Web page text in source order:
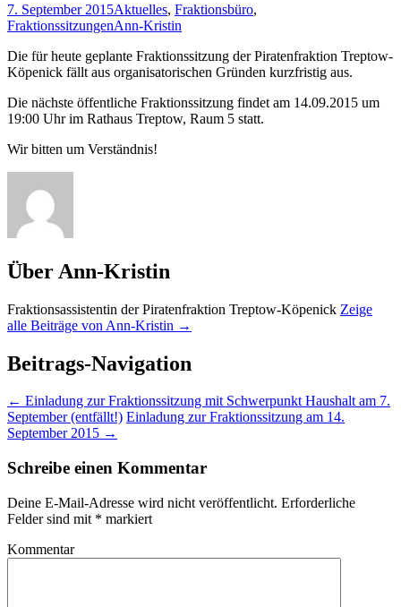
7. September 2015Aktuelles, Fraktionsbüro,
FraktionssitzungenAnn-Kristin
Die für heute geplante Fraktionssitzung der Piratenfraktion Treptow-
Köpenick fällt aus organisatorischen Gründen kurzfristig aus.
Die nächste öffentliche Fraktionssitzung findet am 14.09.2015 um
19:00 Uhr im Rathaus Treptow, Raum 5 statt.
Wir bitten um Verständnis!
Über Ann-Kristin
Fraktionsassistentin der Piratenfraktion Treptow-Köpenick Zeige
alle Beiträge von Ann-Kristin →
Beitrags-Navigation
← Einladung zur Fraktionssitzung mit Schwerpunkt Haushalt am 7.
September (entfällt!) Einladung zur Fraktionssitzung am 14.
September 2015 →
Schreibe einen Kommentar
Deine E-Mail-Adresse wird nicht veröffentlicht. Erforderliche
Felder sind mit * markiert
Kommentar